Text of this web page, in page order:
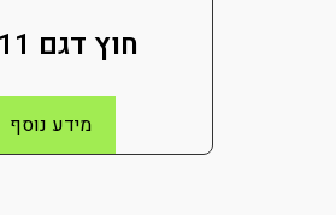
חוץ דגם 1011
מידע נוסף